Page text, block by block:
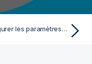
Configurer les paramètres de parsing de votre fichier positionnel